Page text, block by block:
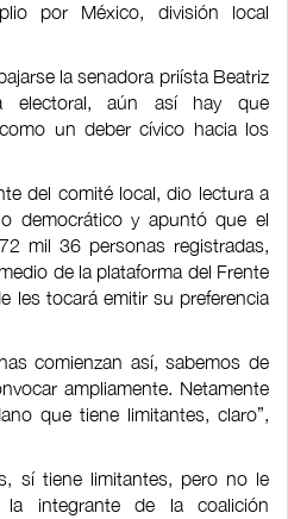
por México, división local
la senadora priísta Beatriz
electoral, aún así hay que
un deber cívico hacia los
del comité local, dio lectura a
democrático y apuntó que el
mil 36 personas registradas,
de la plataforma del Frente
les tocará emitir su preferencia
comienzan así, sabemos de
ampliamente. Netamente
que tiene limitantes, claro”,
sí tiene limitantes, pero no le
la integrante de la coalición